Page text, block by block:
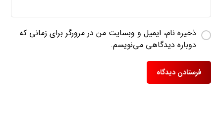
ذخیره نام، ایمیل و وبسایت من در مرورگر برای زمانی که
دوباره دیدگاهی می‌نویسم.